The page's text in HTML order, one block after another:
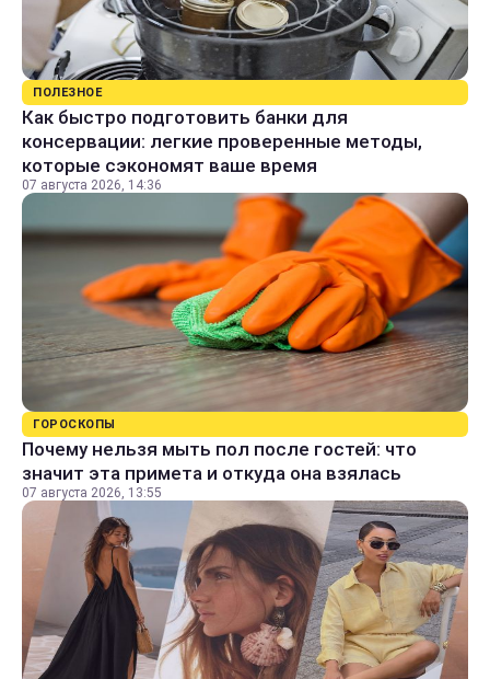
ПОЛЕЗНОЕ
Как быстро подготовить банки для
консервации: легкие проверенные методы,
которые сэкономят ваше время
07 августа 2026, 14:36
ГОРОСКОПЫ
Почему нельзя мыть пол после гостей: что
значит эта примета и откуда она взялась
07 августа 2026, 13:55